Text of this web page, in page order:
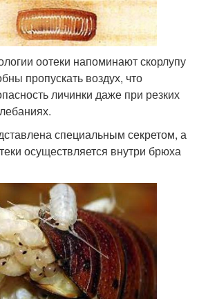
оотеки напоминают скорлупу
пропускать воздух, что
личинки даже при резких
специальным секретом, а
осуществляется внутри брюха